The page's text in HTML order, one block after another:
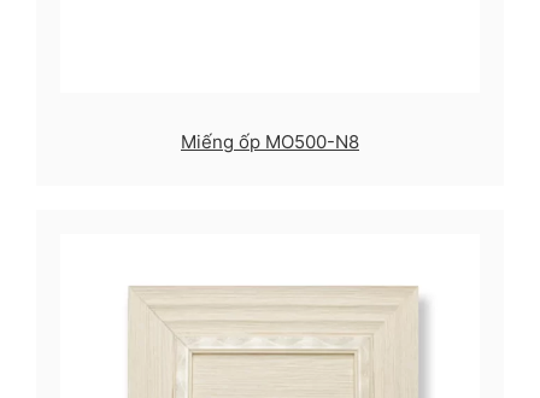
Miếng ốp MO500-N8